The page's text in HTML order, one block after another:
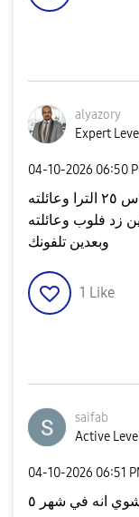
alyazory
Expert
‎04-10-2026 06:50
زد فلوب وعائلته
وبعدين تلفونك
1 Like
saifab
Active
‎04-10-2026 06:51
انه في شهر ٥